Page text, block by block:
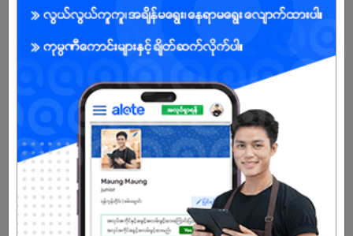
အခွင့်အရေးရှိသူ : ကျား/မ
သက်တမ်းကုန်သွားပါပြီ
အကောင့်မရှိသေးဘူးလား?
နောက်ထပ်အလားတူအလုပ်များ